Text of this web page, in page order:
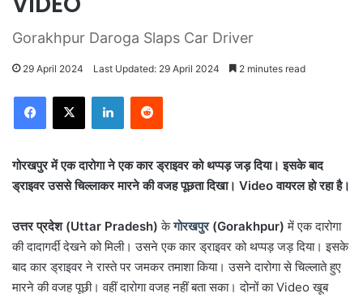
Gorakhpur Daroga Slaps Car Driver
29 April 2024 Last Updated: 29 April 2024 2 minutes read
LinkedInReddit
गोरखपुर में एक दारोगा ने एक कार ड्राइवर को थप्पड़ जड़ दिया। इसके बाद
ड्राइवर उससे चिल्लाकर मारने की वजह पूछता दिखा। Video वायरल हो रहा है।
उत्तर प्रदेश (Uttar Pradesh) केगोरखपुर(Gorakhpur)में एक दारोगा
की दादागर्दी देखने को मिली। उसने एक कार ड्राइवर को थप्पड़ जड़ दिया। इसके
बाद कार ड्राइवर ने रास्ते पर जमकर तमाशा किया। उसने दारोगा से चिल्लाते हुए
मारने की वजह पूछी। वहीं दारोगा वजह नहीं बता सका। दोनों का Video खूब